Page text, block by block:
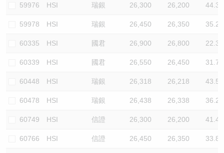
59976 HSI 瑞銀 26,300 26,200 44.3
59978 HSI 瑞銀 26,450 26,350 35.2
60335 HSI 國君 26,900 26,800 22.3
60339 HSI 國君 26,550 26,450 31.7
60448 HSI 瑞銀 26,318 26,218 43.5
60478 HSI 瑞銀 26,438 26,338 36.2
60749 HSI 信證 26,300 26,200 41.4
60766 HSI 信證 26,450 26,350 33.8